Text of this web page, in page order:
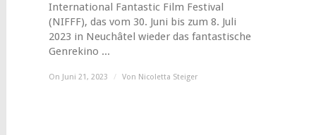
International Fantastic Film Festival
(NIFFF), das vom 30. Juni bis zum 8. Juli
2023 in Neuchâtel wieder das fantastische
Genrekino ...
On Juni 21, 2023 / Von Nicoletta Steiger